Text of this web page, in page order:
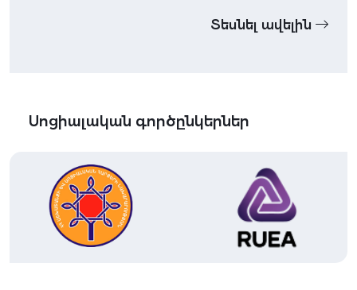
Տեսնել ավելին
Սոցիալական գործընկերներ